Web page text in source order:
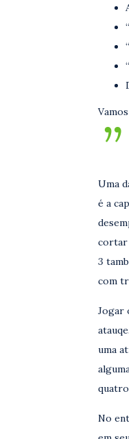
Uma
é a
cortar
3
com
Jogar
uma
No